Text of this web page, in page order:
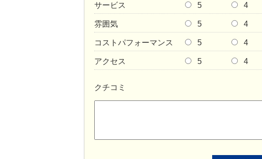
サービス 5 4
雰囲気 5 4
コストパフォーマンス 5 4
アクセス 5 4
クチコミ